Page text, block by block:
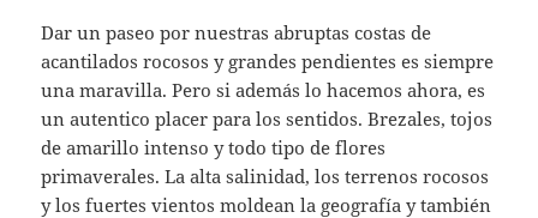
Dar un paseo por nuestras abruptas costas de
acantilados rocosos y grandes pendientes es siempre
una maravilla. Pero si además lo hacemos ahora, es
un autentico placer para los sentidos. Brezales, tojos
de amarillo intenso y todo tipo de flores
primaverales. La alta salinidad, los terrenos rocosos
y los fuertes vientos moldean la geografía y también